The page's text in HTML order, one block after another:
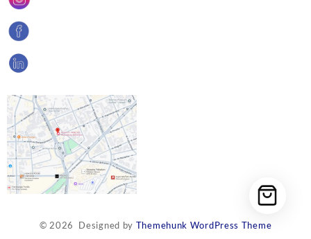
© 2026 Designed by Themehunk WordPress Theme